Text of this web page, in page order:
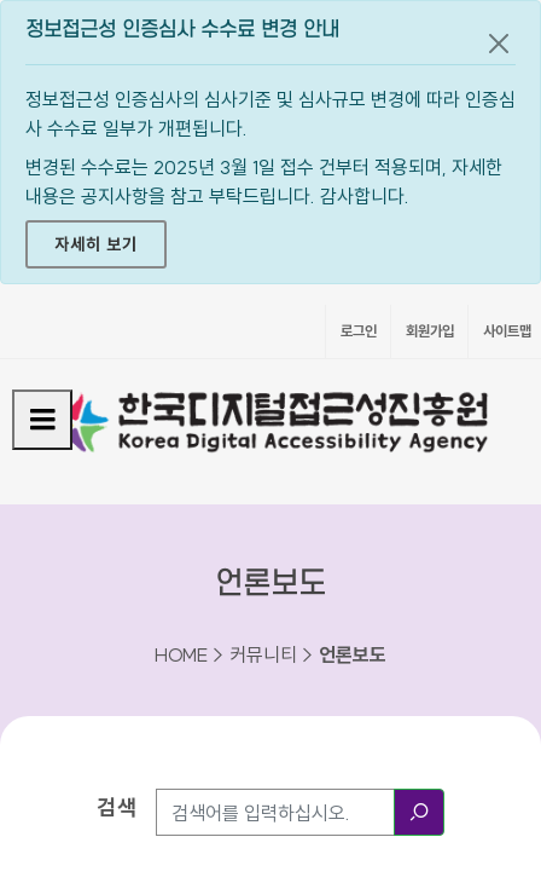
정보접근성 인증심사 수수료 변경 안내
정보접근성 인증심사의 심사기준 및 심사규모 변경에 따라 인증심
사 수수료 일부가 개편됩니다.
변경된 수수료는 2025년 3월 1일 접수 건부터 적용되며, 자세한
내용은 공지사항을 참고 부탁드립니다. 감사합니다.
자세히 보기
공지
로그인 회원가입 사이트맵
언론보도
HOME > 커뮤니티 > 언론보도
검색방법
검색